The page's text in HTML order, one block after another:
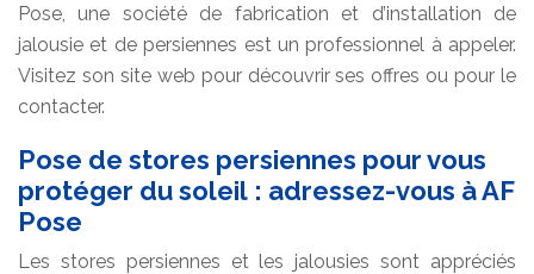
Pose, une société de fabrication et d’installation de
jalousie et de persiennes est un professionnel à appeler.
Visitez son site web pour découvrir ses offres ou pour le
contacter.
Pose de stores persiennes pour vous
protéger du soleil : adressez-vous à AF
Pose
Les stores persiennes et les jalousies sont appréciés